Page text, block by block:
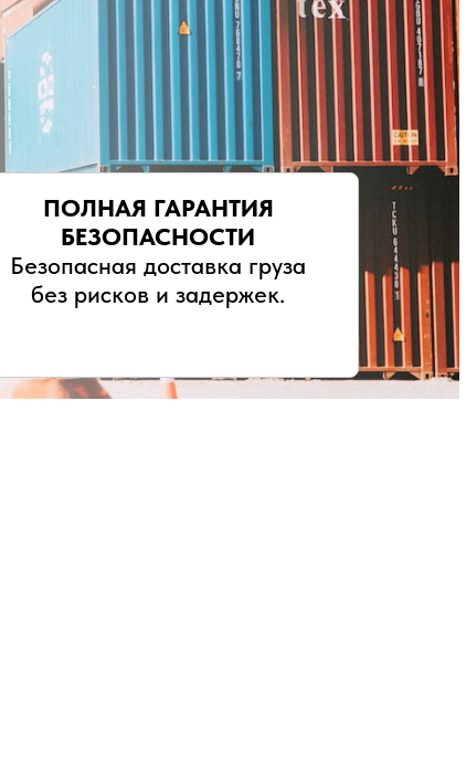
ПОЛНАЯ ГАРАНТИЯ
БЕЗОПАСНОСТИ
Безопасная доставка груза
без рисков и задержек.